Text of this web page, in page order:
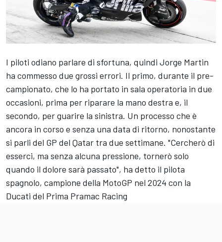
I piloti odiano parlare di sfortuna, quindi Jorge Martin
ha commesso due grossi errori. Il primo, durante il pre-
campionato, che lo ha portato in sala operatoria in due
occasioni, prima per riparare la mano destra e, il
secondo, per guarire la sinistra. Un processo che è
ancora in corso e senza una data di ritorno, nonostante
si parli del GP del Qatar tra due settimane. "Cercherò di
esserci, ma senza alcuna pressione, tornerò solo
quando il dolore sarà passato", ha detto il pilota
spagnolo, campione della MotoGP nel 2024 con la
Ducati del Prima Pramac Racing